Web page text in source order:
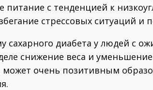
с тенденцией к
стрессовых ситуаций и
сахарного диабета у людей с
снижение веса и
очень позитивным